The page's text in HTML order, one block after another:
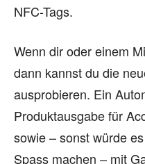
NFC-Tags.
Wenn dir oder einem
dann kannst du die
ausprobieren. Ein
Produktausgabe für
sowie – sonst würde
Spass machen – mit